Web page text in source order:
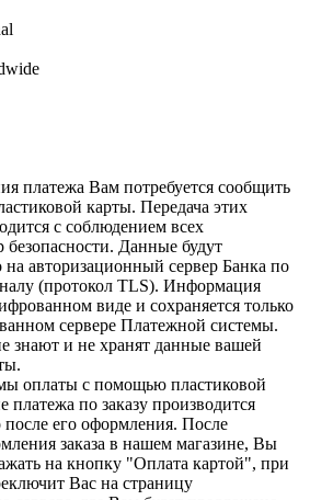
платежа Вам потребуется сообщить
карты. Передача этих
с соблюдением всех
Данные будут
авторизационный сервер Банка по
(протокол TLS). Информация
виде и сохраняется только
сервере Платежной системы.
знают и не хранят данные вашей
оплаты с помощью пластиковой
платежа по заказу производится
после его оформления. После
заказа в нашем магазине, Вы
на кнопку "Оплата картой", при
Вас на страницу